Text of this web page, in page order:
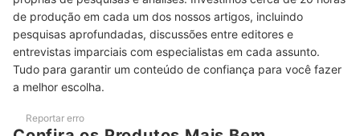
Perguntas Frequentes sobre Coenzima Q10
Como Tomar a Coenzima Q10 e qual o Melhor Horário?
Quais os Efeitos Colaterais que Podem Ocorrer com o Consumo de
Coenzima Q10 Pode Ter Interação com Outros Medicamentos?
de produção em cada um dos nossos artigos, incluindo
pesquisas aprofundadas, discussões entre editores e
entrevistas imparciais com especialistas em cada assunto.
Tudo para garantir um conteúdo de confiança para você fazer
a melhor escolha.
Reportar erro